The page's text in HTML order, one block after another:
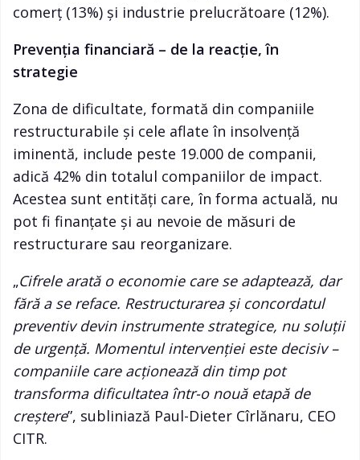
comerț (13%) și industrie prelucrătoare (12%).
Prevenția financiară – de la reacție, în
strategie
Zona de dificultate, formată din companiile
restructurabile și cele aflate în insolvență
iminentă, include peste 19.000 de companii,
adică 42% din totalul companiilor de impact.
Acestea sunt entități care, în forma actuală, nu
pot fi finanțate și au nevoie de măsuri de
restructurare sau reorganizare.
„Cifrele arată o economie care se adaptează, dar
fără a se reface. Restructurarea și concordatul
preventiv devin instrumente strategice, nu soluții
de urgență. Momentul intervenției este decisiv –
companiile care acționează din timp pot
transforma dificultatea într-o nouă etapă de
creștere”, subliniază Paul-Dieter Cîrlănaru, CEO
CITR.